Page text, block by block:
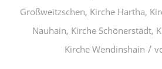
Großweitzschen, Kirche Hartha,
Nauhain, Kirche Schönerstädt,
Kirche Wendinshain /